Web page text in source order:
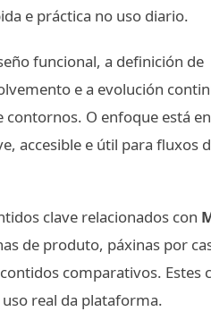
e práctica no uso diario.
funcional, a definición de
e a evolución
O enfoque está en
accesible e útil para fluxos
clave relacionados con
de produto, páxinas por
comparativos. Estes
real da plataforma.